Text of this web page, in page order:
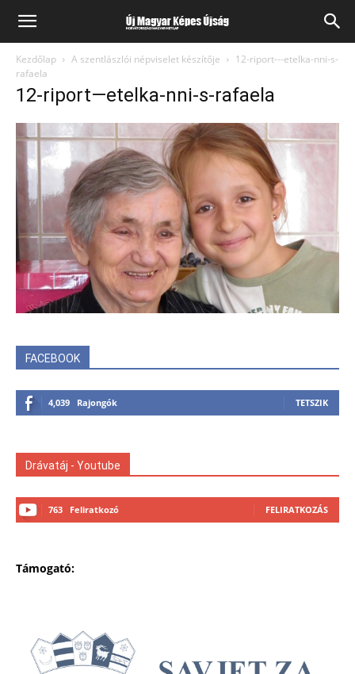
Kezdőlap A szentlászlói népviselet készítője
12-riport---etelka-nni-s-
rafaela
12-riport—etelka-nni-s-rafaela
FACEBOOK
4,039 Rajongók TETSZIK
Drávatáj - Youtube
763 Feliratkozó FELIRATKOZÁS
Támogató: